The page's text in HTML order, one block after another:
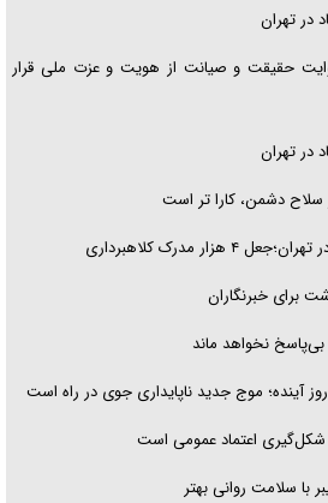
در تهران
حقیقت و صیانت از هویت و عزت ملی قرار
در تهران
سلاح دشمن، کارا تر است
مدرک کلاهبرداری
برای خبرنگاران
نخواهد ماند
شکل‌گیری اعتماد عمومی است
با سلامت روانی بهتر